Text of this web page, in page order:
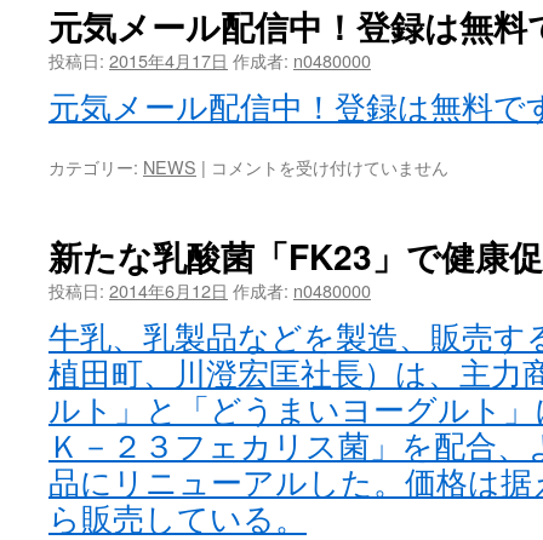
元気メール配信中！登録は無料
投稿日: 2015年4月17日 作成者: n0480000
元気メール配信中！登録は無料で
カテゴリー: NEWS | コメントを受け付けていません
新たな乳酸菌「FK23」で健康
投稿日: 2014年6月12日 作成者: n0480000
牛乳、乳製品などを製造、販売す
植田町、川澄宏匡社長）は、主力
ルト」と「どうまいヨーグルト
Ｋ－２３フェカリス菌」を配合
品にリニューアルした。価格は
ら販売している。